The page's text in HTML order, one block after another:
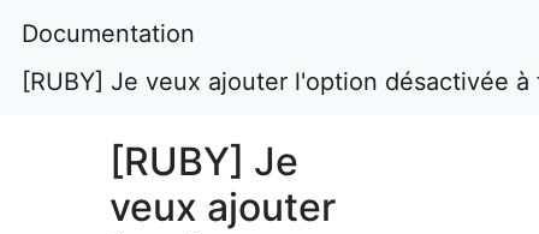
Documentation
[RUBY] Je veux ajouter l'option désactivée
[RUBY] Je
veux ajouter